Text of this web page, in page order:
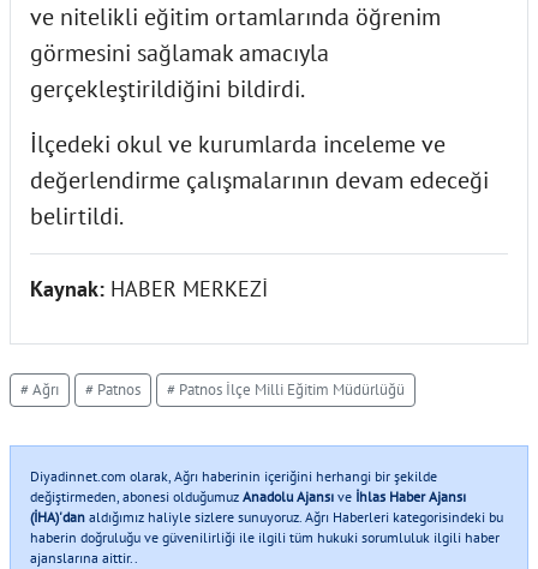
ve nitelikli eğitim ortamlarında öğrenim
görmesini sağlamak amacıyla
gerçekleştirildiğini bildirdi.
İlçedeki okul ve kurumlarda inceleme ve
değerlendirme çalışmalarının devam edeceği
belirtildi.
Kaynak: HABER MERKEZİ
# Ağrı # Patnos # Patnos İlçe Milli Eğitim Müdürlüğü
Diyadinnet.com olarak, Ağrı haberinin içeriğini herhangi bir şekilde
değiştirmeden, abonesi olduğumuz Anadolu Ajansı ve İhlas Haber Ajansı
(İHA)'dan aldığımız haliyle sizlere sunuyoruz. Ağrı Haberleri kategorisindeki bu
haberin doğruluğu ve güvenilirliği ile ilgili tüm hukuki sorumluluk ilgili haber
ajanslarına aittir..